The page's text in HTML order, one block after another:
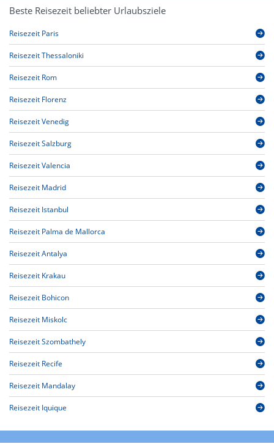
Beste Reisezeit beliebter Urlaubsziele
Reisezeit Paris
Reisezeit Thessaloniki
Reisezeit Rom
Reisezeit Florenz
Reisezeit Venedig
Reisezeit Salzburg
Reisezeit Valencia
Reisezeit Madrid
Reisezeit Istanbul
Reisezeit Palma de Mallorca
Reisezeit Antalya
Reisezeit Krakau
Reisezeit Bohicon
Reisezeit Miskolc
Reisezeit Szombathely
Reisezeit Recife
Reisezeit Mandalay
Reisezeit Iquique